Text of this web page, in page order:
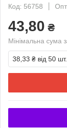
Код: 56758
Опт
43,80 ₴
Мінімальна сума
38,33 ₴ від 50 шт.